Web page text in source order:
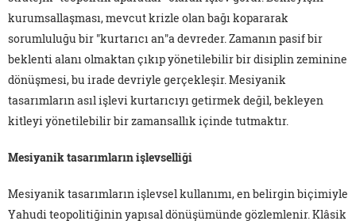
kurumsallaşması, mevcut krizle olan bağı kopararak
sorumluluğu bir "kurtarıcı an"a devreder. Zamanın pasif bir
beklenti alanı olmaktan çıkıp yönetilebilir bir disiplin zeminine
dönüşmesi, bu irade devriyle gerçekleşir. Mesiyanik
tasarımların asıl işlevi kurtarıcıyı getirmek değil, bekleyen
kitleyi yönetilebilir bir zamansallık içinde tutmaktır.
Mesiyanik tasarımların işlevselliği
Mesiyanik tasarımların işlevsel kullanımı, en belirgin biçimiyle
Yahudi teopolitiğinin yapısal dönüşümünde gözlemlenir. Klâsik